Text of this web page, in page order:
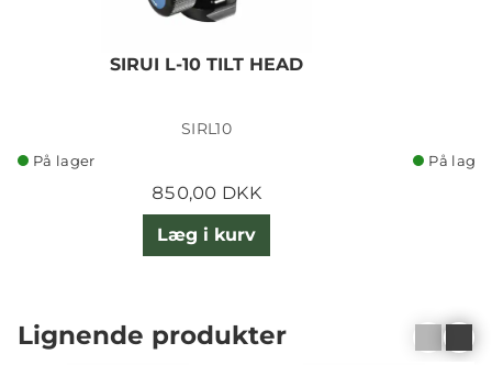
SIRUI L-10 TILT HEAD
SIRL10
På lager
850,00 DKK
Læg i kurv
På lager
Lignende produkter